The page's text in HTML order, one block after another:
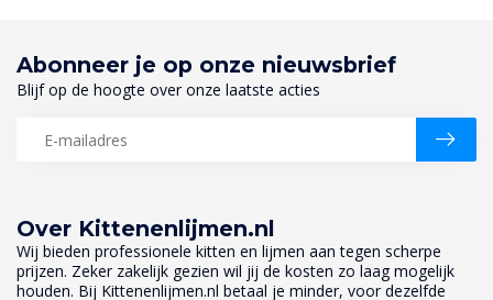
Over Kittenenlijmen.nl
Wij bieden professionele kitten en lijmen aan tegen scherpe
prijzen. Zeker zakelijk gezien wil jij de kosten zo laag mogelijk
houden. Bij Kittenenlijmen.nl betaal je minder, voor dezelfde
Abonneer je op onze nieuwsbrief
Blijf op de hoogte over onze laatste acties